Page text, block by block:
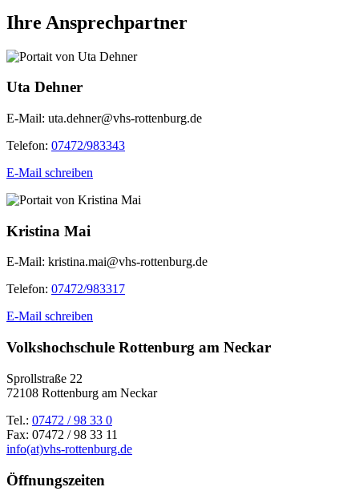
Ihre Ansprechpartner
Uta Dehner
E-Mail: uta.dehner@vhs-rottenburg.de
Telefon: 07472/983343
E-Mail schreiben
Kristina Mai
E-Mail: kristina.mai@vhs-rottenburg.de
Telefon: 07472/983317
E-Mail schreiben
Volkshochschule Rottenburg am Neckar
Sprollstraße 22
72108 Rottenburg am Neckar
Tel.: 07472 / 98 33 0
Fax: 07472 / 98 33 11
info(at)vhs-rottenburg.de
Öffnungszeiten